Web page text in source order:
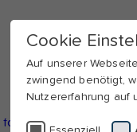
footer
Cookie
Auf unserer
zwingend benötigt,
Nutzererfahrung auf